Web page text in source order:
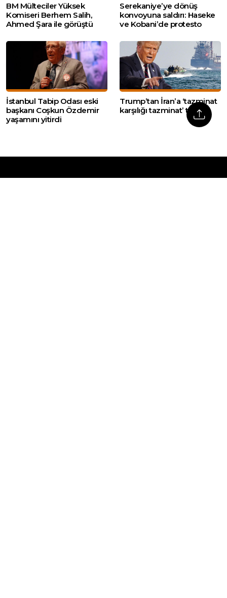
BM Mülteciler Yüksek
Komiseri Berhem Salih,
Ahmed Şara ile görüştü
Serekaniye’ye dönüş
konvoyuna saldırı: Haseke
ve Kobani’de protesto
İstanbul Tabip Odası eski
başkanı Coşkun Özdemir
yaşamını yitirdi
Trump’tan İran’a ‘tazminat
karşılığı tazminat’ talebi